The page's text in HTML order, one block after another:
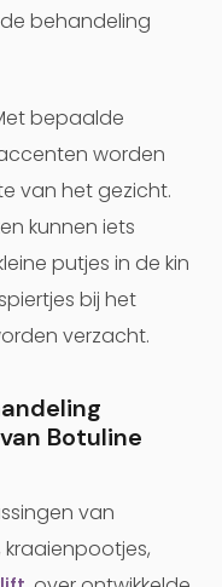
behandeling
bepaalde
worden
van het gezicht.
kunnen iets
putjes in de kin
bij het
verzacht.
Botuline
van
kraaienpootjes,